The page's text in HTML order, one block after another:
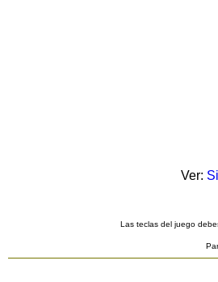
Ver:
Las teclas del juego